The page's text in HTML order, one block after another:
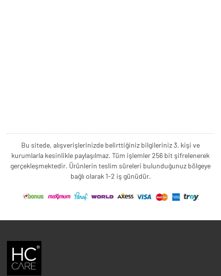
Bu sitede, alışverişlerinizde belirttiğiniz bilgileriniz 3. kişi ve
kurumlarla kesinlikle paylaşılmaz. Tüm işlemler 256 bit şifrelenerek
gerçekleşmektedir. Ürünlerin teslim süreleri bulunduğunuz bölgeye
bağlı olarak 1-2 iş günüdür.